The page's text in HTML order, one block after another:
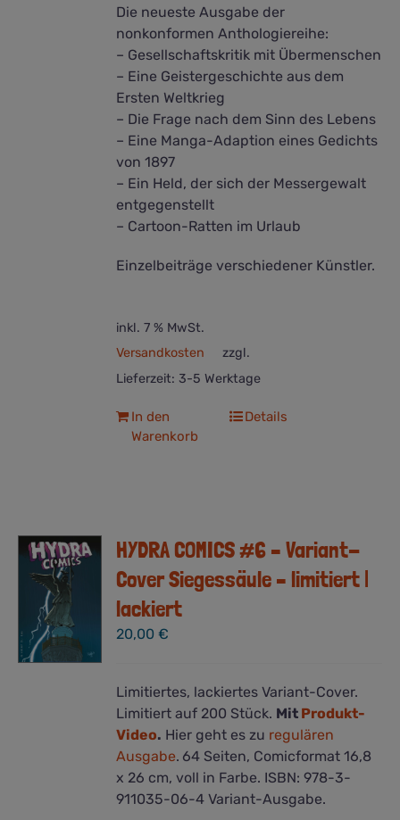
Die neueste Ausgabe der
nonkonformen Anthologiereihe:
– Gesellschaftskritik mit Übermenschen
– Eine Geistergeschichte aus dem
Ersten Weltkrieg
– Die Frage nach dem Sinn des Lebens
– Eine Manga-Adaption eines Gedichts
von 1897
– Ein Held, der sich der Messergewalt
entgegenstellt
– Cartoon-Ratten im Urlaub
Einzelbeiträge verschiedener Künstler.
inkl. 7 % MwSt.
zzgl.
Versandkosten
Lieferzeit: 3-5 Werktage
In den
Warenkorb
Details
HYDRA COMICS #6 – Variant-
Cover Siegessäule – limitiert |
lackiert
20,00€
Limitiertes, lackiertes Variant-Cover.
Limitiert auf 200 Stück. Mit Produkt-
Video. Hier geht es zu regulären
Ausgabe. 64 Seiten, Comicformat 16,8
x 26 cm, voll in Farbe. ISBN: 978-3-
911035-06-4 Variant-Ausgabe.